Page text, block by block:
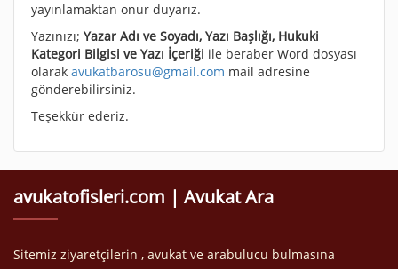
yayınlamaktan onur duyarız.
Yazınızı; Yazar Adı ve Soyadı, Yazı Başlığı, Hukuki
Kategori Bilgisi ve Yazı İçeriği ile beraber Word dosyası
olarak avukatbarosu@gmail.com mail adresine
gönderebilirsiniz.
Teşekkür ederiz.
avukatofisleri.com | Avukat Ara
Sitemiz ziyaretçilerin , avukat ve arabulucu bulmasına